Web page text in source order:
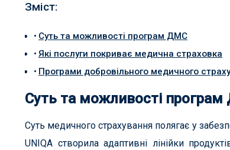
Зміст:
Суть та можливості програм ДМС
Які послуги покриває медична страховка
Програми добровільного медичного
Суть та можливості
Суть медичного страхування полягає у
UNIQA створила адаптивні лінійки